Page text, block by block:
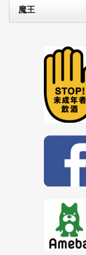
魔王